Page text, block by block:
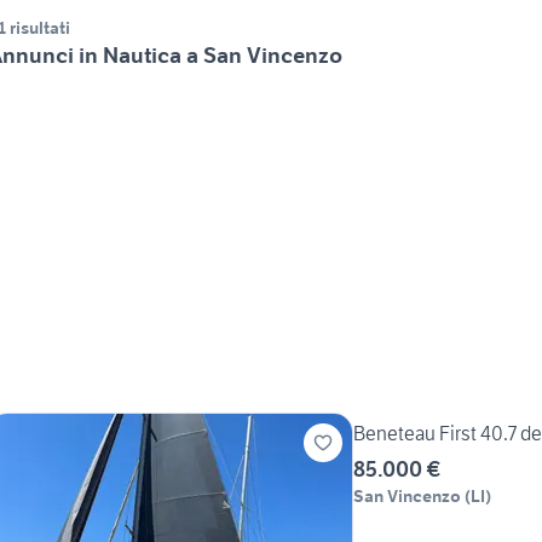
risultati
in Nautica a San Vincenzo
Beneteau First 40.7
85.000 €
San Vincenzo (LI)